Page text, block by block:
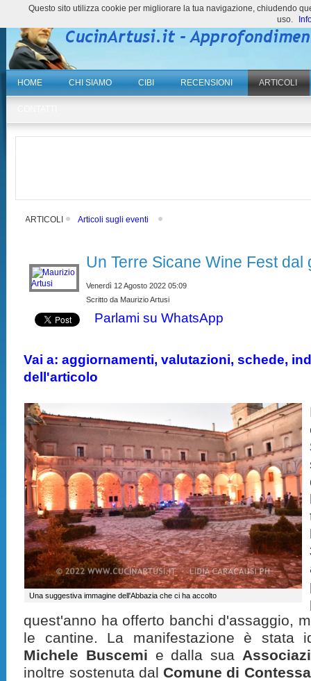
HOME CHI SIAMO CIBI RECENSIONI ARTICOLI
ARTICOLI Articoli sugli eventi
Un Terre Sicane Wine Fest dal
Venerdì 12 Agosto 2022 05:09
Scritto da Maurizio Artusi
Parlami su WhatsApp
Vai a: aggiornamenti, valutazioni, schede,
dell'articolo
Una suggestiva immagine dell'Abbazia che ci ha accolto
quest'anno ha offerto banchi d'assaggio,
le cantine. La manifestazione è stata
Michele Buscemi e dalla sua
inoltre sostenuta dal Comune di
Questo sito utilizza cookie per migliorare la tua navigazione, chiudendo
uso.